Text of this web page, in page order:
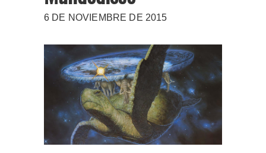
6 DE NOVIEMBRE DE 2015